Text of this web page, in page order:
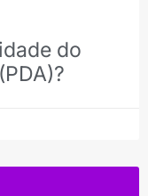
do